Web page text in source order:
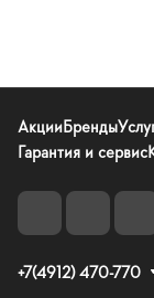
АкцииБренды
Гарантия и сервис
+7(4912) 470-770